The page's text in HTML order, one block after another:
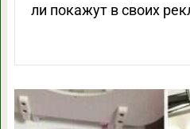
ли покажут в своих